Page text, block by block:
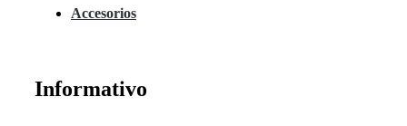
Accesorios
Informativo